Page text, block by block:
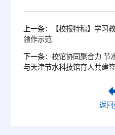
上一条：
【校报特稿】学习
领作示范
下一条：校馆协同聚合力
与天津节水科技馆育人共建
返